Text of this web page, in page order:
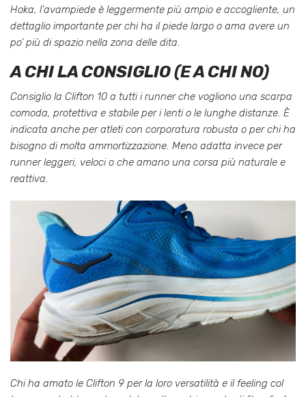
Hoka, l’avampiede è leggermente più ampio e accogliente, un
dettaglio importante per chi ha il piede largo o ama avere un
po’ più di spazio nella zona delle dita.
A CHI LA CONSIGLIO (E A CHI NO)
Consiglio la Clifton 10 a tutti i runner che vogliono una scarpa
comoda, protettiva e stabile per i lenti o le lunghe distanze. È
indicata anche per atleti con corporatura robusta o per chi ha
bisogno di molta ammortizzazione. Meno adatta invece per
runner leggeri, veloci o che amano una corsa più naturale e
reattiva.
Chi ha amato le Clifton 9 per la loro versatilità e il feeling col